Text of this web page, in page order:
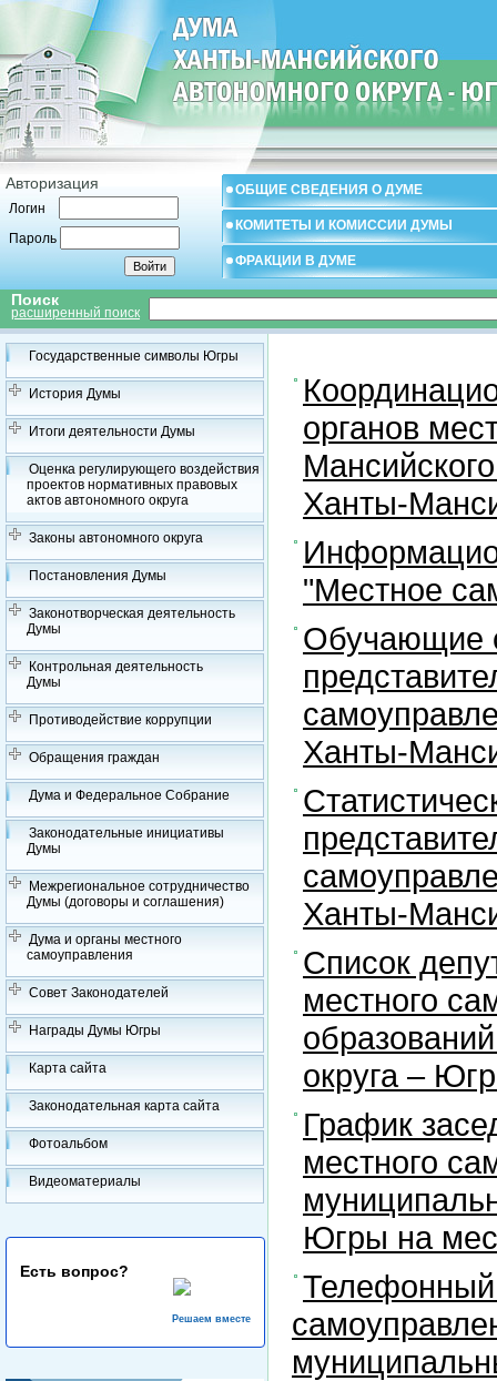
Авторизация
Логин
Пароль
ОБЩИЕ СВЕДЕНИЯ О ДУМЕ
КОМИТЕТЫ И КОМИССИИ ДУМЫ
ФРАКЦИИ В ДУМЕ
Поиск
расширенный поиск
Государственные символы Югры
История Думы
Итоги деятельности Думы
Оценка регулирующего воздействия
проектов нормативных правовых
актов автономного округа
Законы автономного округа
Постановления Думы
Законотворческая деятельность
Думы
Контрольная деятельность
Думы
Противодействие коррупции
Обращения граждан
Дума и Федеральное Собрание
Законодательные инициативы
Думы
Межрегиональное сотрудничество
Думы (договоры и соглашения)
Дума и органы местного
самоуправления
Совет Законодателей
Награды Думы Югры
Карта сайта
Законодательная карта сайта
Фотоальбом
Видеоматериалы
Есть вопрос?
Решаем вместе
органов
Ханты-
"Местное
Обучающие
Ханты-
Ханты-
Список
местного
округа –
График
местного
Югры на
Телефонный